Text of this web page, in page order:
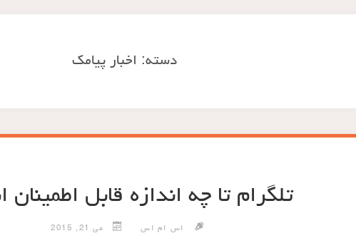
دسته: اخبار پیامک
تلگرام تا چه اندازه قابل
اس ام اس می 21, 2015